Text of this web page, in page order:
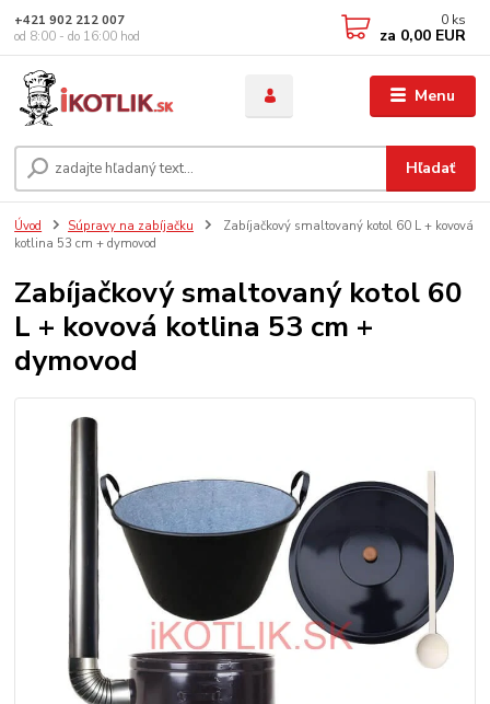
Menu
Hľadať
+421 902 212 007
od 8:00 - do 16:00 hod
0 ks
za 0,00 EUR
Úvod Súpravy na zabíjačku
Zabíjačkový smaltovaný kotol 60 L + kovová
kotlina 53 cm + dymovod
Zabíjačkový smaltovaný kotol 60
L + kovová kotlina 53 cm +
dymovod